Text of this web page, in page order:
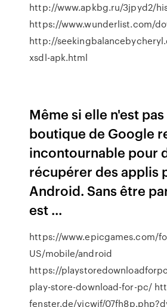
http://www.apkbg.ru/3jpyd2/
https://www.wunderlist.com/
http://
xsdl-apk.html
Même si elle n'est
boutique de Google
incontournable pour
récupérer des applis
Android. Sans être
est ...
https://www.epicgames.com/
US/mobile/android
https://
play-store-download-for-pc/
fenster.de/vjcwif/